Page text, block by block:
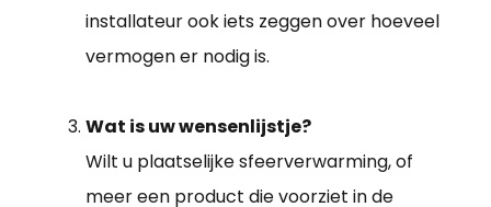
installateur ook iets zeggen over hoeveel
vermogen er nodig is.
Wat is uw wensenlijstje?
Wilt u plaatselijke sfeerverwarming, of
meer een product die voorziet in de